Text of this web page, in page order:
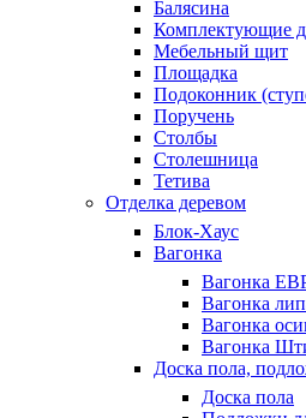
Балясина
Комплектующие
Мебельный щит
Площадка
Подоконник
Поручень
Столбы
Столешница
Тетива
Отделка деревом
Блок-Хаус
Вагонка
Вагонка
Вагонка
Вагонка
Вагонка
Доска пола,
Доска пола